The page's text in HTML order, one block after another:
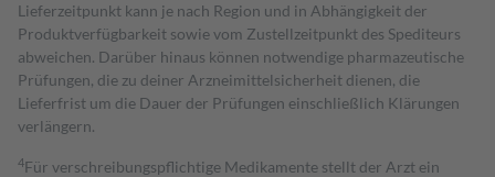
Lieferzeitpunkt kann je nach Region und in Abhängigkeit der
Produktverfügbarkeit sowie vom Zustellzeitpunkt des Spediteurs
abweichen. Darüber hinaus können notwendige pharmazeutische
Prüfungen, die zu deiner Arzneimittelsicherheit dienen, die
Lieferfrist um die Dauer der Prüfungen einschließlich Klärungen
verlängern.
4Für verschreibungspflichtige Medikamente stellt der Arzt ein